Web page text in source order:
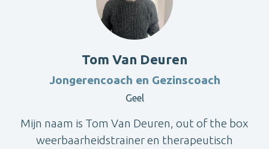
Tom Van Deuren
Jongerencoach en Gezinscoach
Geel
Mijn naam is Tom Van Deuren, out of the box
weerbaarheidstrainer en therapeutisch